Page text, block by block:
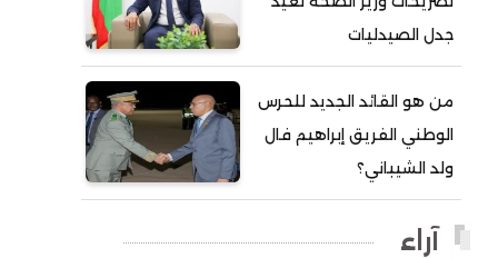
أحمد ولد آبه
أحمد ولد الديه
أحمد ولد السالك
أحمد ولد باهيه
جدل الصيدليات
من هو القائد الجديد للحرس
الوطني الفريق إبراهيم فال
ولد الشيباني؟
آراء